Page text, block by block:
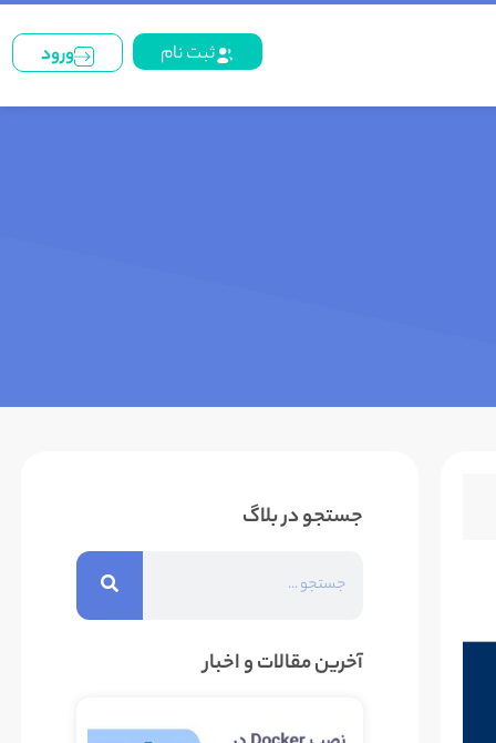
ثبت نام ورود
جستجو در بلاگ
آخرین مقالات و اخبار